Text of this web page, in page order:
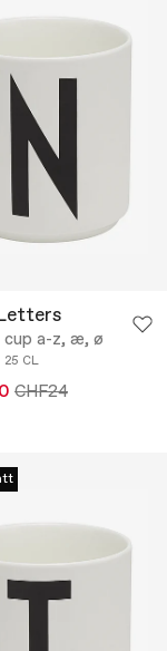
cup a-z, æ, ø
25 CL
CHF24